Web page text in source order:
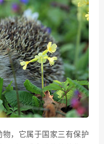
，它属于国家三有保护